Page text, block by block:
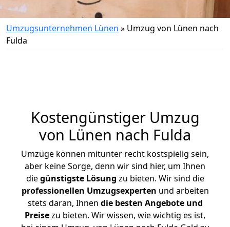
Umzugsunternehmen Lünen » Umzug von Lünen nach
Fulda
Kostengünstiger Umzug
von Lünen nach Fulda
Umzüge können mitunter recht kostspielig sein,
aber keine Sorge, denn wir sind hier, um Ihnen
diegünstigste Lösung zu bieten. Wir sind die
professionellen Umzugsexperten und arbeiten
stets daran, Ihnen die besten Angebote und
Preisezu bieten. Wir wissen, wie wichtig es ist,